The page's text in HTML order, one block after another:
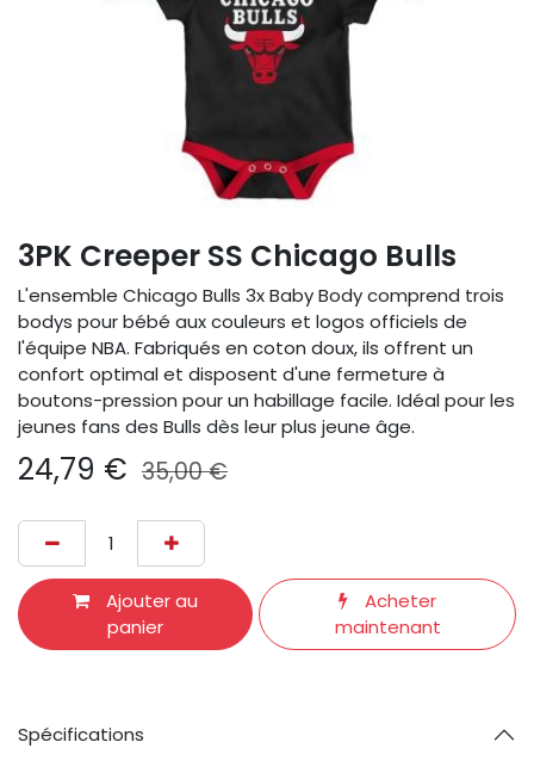
3PK Creeper SS Chicago Bulls
L'ensemble Chicago Bulls 3x Baby Body comprend trois
bodys pour bébé aux couleurs et logos officiels de
l'équipe NBA. Fabriqués en coton doux, ils offrent un
confort optimal et disposent d'une fermeture à
boutons-pression pour un habillage facile. Idéal pour les
jeunes fans des Bulls dès leur plus jeune âge.
24,79 € 35,00€
Ajouter au
panier
Acheter
maintenant
Spécifications